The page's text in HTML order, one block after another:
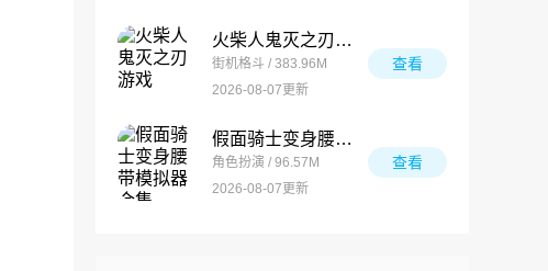
火柴人鬼灭之刃游戏
街机格斗 / 383.96M
2026-08-07更新
查看
假面骑士变身腰带模拟器合集
角色扮演 / 96.57M
2026-08-07更新
查看